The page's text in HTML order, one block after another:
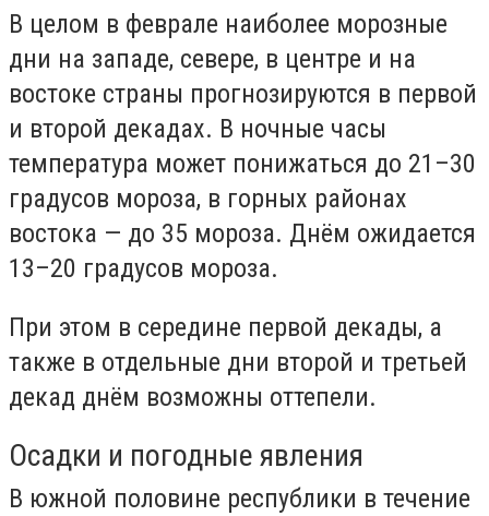
В целом в феврале наиболее морозные
дни на западе, севере, в центре и на
востоке страны прогнозируются в первой
и второй декадах. В ночные часы
температура может понижаться до 21–30
градусов мороза, в горных районах
востока — до 35 мороза. Днём ожидается
13–20 градусов мороза.
При этом в середине первой декады, а
также в отдельные дни второй и третьей
декад днём возможны оттепели.
Осадки и погодные явления
В южной половине республики в течение